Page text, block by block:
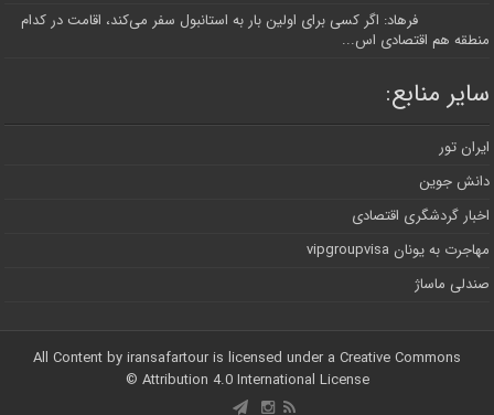
فرهاد: اگر کسی برای اولین بار به استانبول سفر می‌کند، اقامت در کدام
منطقه هم اقتصادی اس...
سایر منابع:
ایران تور
دانش جوین
اخبار گردشگری اقتصادی
مهاجرت به یونان vipgroupvisa
صندلی ماساژ
All Content by iransafartour is licensed under a Creative Commons
Attribution 4.0 International License ©️